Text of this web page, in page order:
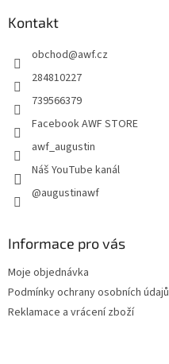
Kontakt
obchod@awf.cz
284810227
739566379
Facebook AWF STORE
awf_augustin
Náš YouTube kanál
@augustinawf
Informace pro vás
Moje objednávka
Podmínky ochrany osobních údajů
Reklamace a vrácení zboží